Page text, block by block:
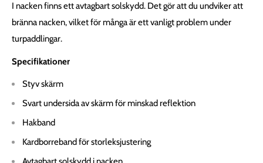
I nacken finns ett avtagbart solskydd. Det gör att du undviker att
bränna nacken, vilket för många är ett vanligt problem under
turpaddlingar.
Specifikationer
Styv skärm
Svart undersida av skärm för minskad reflektion
Hakband
Kardborreband för storleksjustering